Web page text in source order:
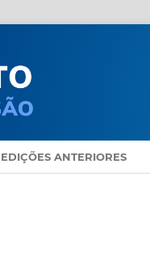
ANTERIORES